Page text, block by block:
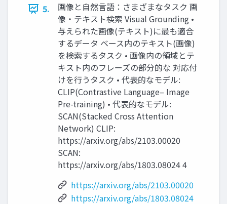
5.
画像と自然言語：さまざまなタスク 画
像・テキスト検索 Visual Grounding •
与えられた画像(テキスト)に最も適合
するデータ ベース内のテキスト(画像)
を検索するタスク • 画像内の領域とテ
キスト内のフレーズの部分的な 対応付
けを行うタスク • 代表的なモデル:
CLIP(Contrastive Language– Image
Pre-training) • 代表的なモデル:
SCAN(Stacked Cross Attention
Network) CLIP:
https://arxiv.org/abs/2103.00020
SCAN:
https://arxiv.org/abs/1803.08024 4
https://arxiv.org/abs/2103.00020
https://arxiv.org/abs/1803.08024